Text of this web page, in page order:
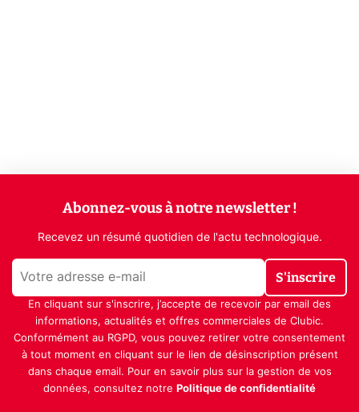
Abonnez-vous à notre newsletter !
Recevez un résumé quotidien de l'actu technologique.
S'inscrire
En cliquant sur s'inscrire, j’accepte de recevoir par email des
informations, actualités et offres commerciales de Clubic.
Conformément au RGPD, vous pouvez retirer votre consentement
à tout moment en cliquant sur le lien de désinscription présent
dans chaque email. Pour en savoir plus sur la gestion de vos
données, consultez notre Politique de confidentialité